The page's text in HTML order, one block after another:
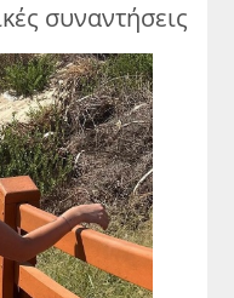
συναντήσεις